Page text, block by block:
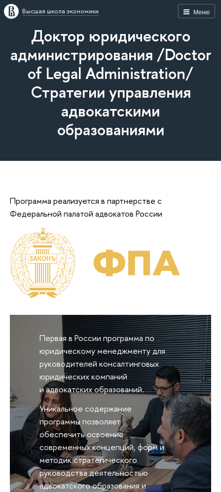
Меню
Высшая школа экономики
Доктор юридического
администрирования /Doctor
of Legal Administration/
Стратегии управления
адвокатскими
образованиями
Программа реализуется в партнерстве с
Федеральной палатой адвокатов России
Первая в России программа по
юридическому менеджменту для
руководителей консалтинговых
юридических компаний
и адвокатских образований.
Уникальное содержание
программы позволяет
обеспечить освоение
современных концепций, форм и
методик стратегического
руководства деятельностью
адвокатского образования и